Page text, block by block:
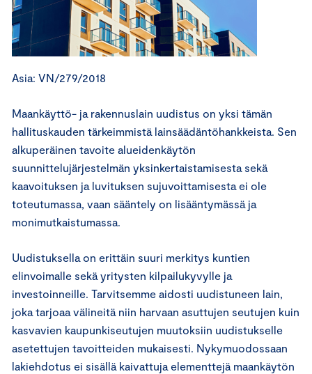
Asia: VN/279/2018
Maankäyttö- ja rakennuslain uudistus on yksi tämän
hallituskauden tärkeimmistä lainsäädäntöhankkeista. Sen
alkuperäinen tavoite alueidenkäytön
suunnittelujärjestelmän yksinkertaistamisesta sekä
kaavoituksen ja luvituksen sujuvoittamisesta ei ole
toteutumassa, vaan sääntely on lisääntymässä ja
monimutkaistumassa.
Uudistuksella on erittäin suuri merkitys kuntien
elinvoimalle sekä yritysten kilpailukyvylle ja
investoinneille. Tarvitsemme aidosti uudistuneen lain,
joka tarjoaa välineitä niin harvaan asuttujen seutujen kuin
kasvavien kaupunkiseutujen muutoksiin uudistukselle
asetettujen tavoitteiden mukaisesti. Nykymuodossaan
lakiehdotus ei sisällä kaivattuja elementtejä maankäytön